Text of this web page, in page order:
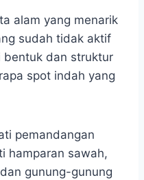
alam yang menarik
sudah tidak aktif
bentuk dan struktur
spot indah yang
pemandangan
hamparan sawah,
gunung-gunung